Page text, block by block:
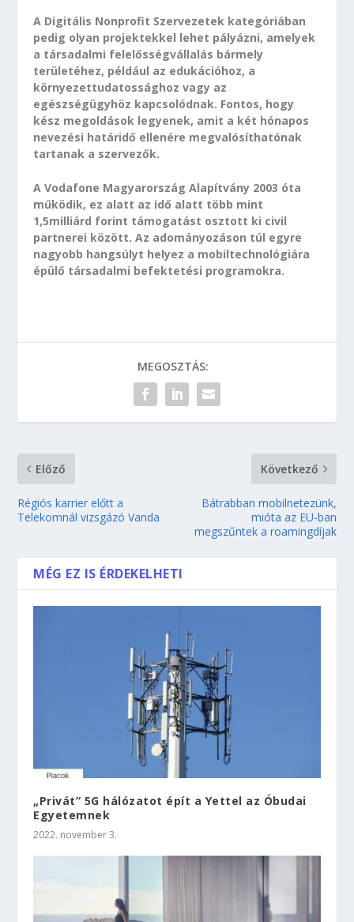
A Digitális Nonprofit Szervezetek kategóriában
pedig olyan projektekkel lehet pályázni, amelyek
a társadalmi felelősségvállalás bármely
területéhez, például az edukációhoz, a
környezettudatossághoz vagy az
egészségügyhöz kapcsolódnak. Fontos, hogy
kész megoldások legyenek, amit a két hónapos
nevezési határidő ellenére megvalósíthatónak
tartanak a szervezők.
A Vodafone Magyarország Alapítvány 2003 óta
működik, ez alatt az idő alatt több mint
1,5milliárd forint támogatást osztott ki civil
partnerei között. Az adományozáson túl egyre
nagyobb hangsúlyt helyez a mobiltechnológiára
épülő társadalmi befektetési programokra.
MEGOSZTÁS:
Előző
Régiós karrier előtt a
Telekomnál vizsgázó Vanda
Következő
Bátrabban mobilnetezünk,
mióta az EU-ban
megszűntek a roamingdíjak
MÉG EZ IS ÉRDEKELHETI
„Privát” 5G hálózatot épít a Yettel az Óbudai
Egyetemnek
2022. november 3.